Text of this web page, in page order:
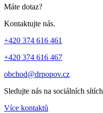
Máte dotaz?
Kontaktujte nás.
+420 374 616 461
+420 374 616 467
obchod@drpopov.cz
Sledujte nás na sociálních sítích
Více kontaktů